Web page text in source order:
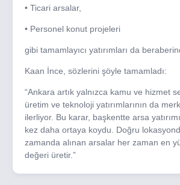
• Ticari arsalar,
• Personel konut projeleri
gibi tamamlayıcı yatırımları da
Kaan İnce, sözlerini şöyle tamamladı:
“Ankara artık yalnızca kamu ve hizmet
üretim ve teknoloji yatırımlarının da
ilerliyor. Bu karar, başkentte arsa
kez daha ortaya koydu. Doğru
zamanda alınan arsalar her zaman en
değeri üretir.”